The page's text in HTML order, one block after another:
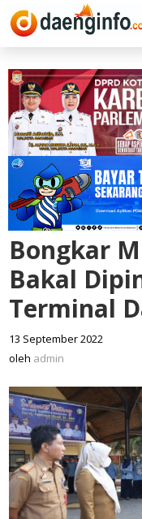
Lewati
ke
Bongkar
Bakal
Terminal
13 September 2022
oleh admin